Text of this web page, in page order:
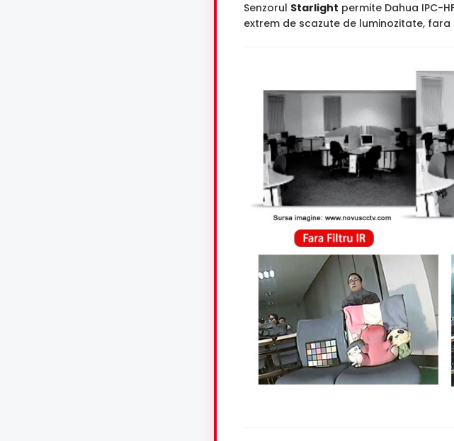
Senzorul Starlight permite Dahua IPC-
extrem de scazute de luminozitate,